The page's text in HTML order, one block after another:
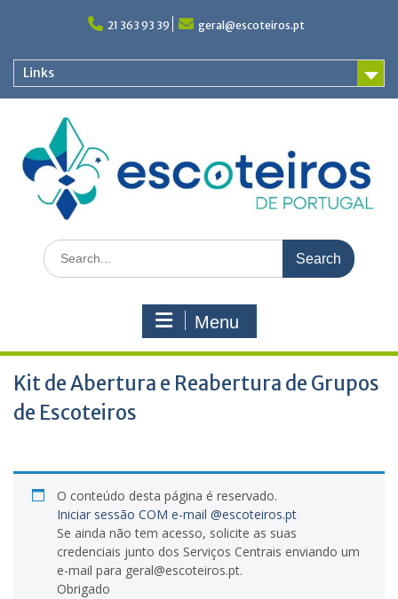
21 363 93 39 geral@escoteiros.pt
Links
Search
for:
Menu
Kit de Abertura e Reabertura de Grupos
de Escoteiros
O conteúdo desta página é reservado.
Iniciar sessão COM e-mail @escoteiros.pt
Se ainda não tem acesso, solicite as suas
credenciais junto dos Serviços Centrais enviando um
e-mail para geral@escoteiros.pt.
Obrigado